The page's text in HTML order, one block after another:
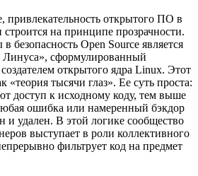
привлекательность открытого ПО в
строится на принципе прозрачности.
безопасность Open Source является
Линуса», сформулированный
открытого ядра Linux. Этот
«теория тысячи глаз». Ее суть проста:
доступ к исходному коду, тем выше
ошибка или намеренный бэкдор
и удален. В этой логике сообщество
выступает в роли коллективного
фильтрует код на предмет